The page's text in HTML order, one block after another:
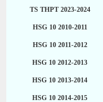
TS THPT 2023-2024
HSG 10 2010-2011
HSG 10 2011-2012
HSG 10 2012-2013
HSG 10 2013-2014
HSG 10 2014-2015